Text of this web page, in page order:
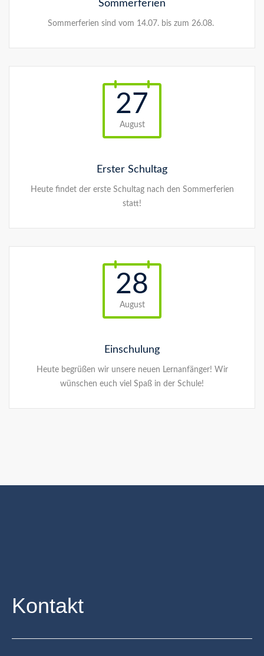
Sommerferien
Sommerferien sind vom 14.07. bis zum 26.08.
27
August
Erster Schultag
Heute findet der erste Schultag nach den Sommerferien
statt!
28
August
Einschulung
Heute begrüßen wir unsere neuen Lernanfänger! Wir
wünschen euch viel Spaß in der Schule!
Kontakt